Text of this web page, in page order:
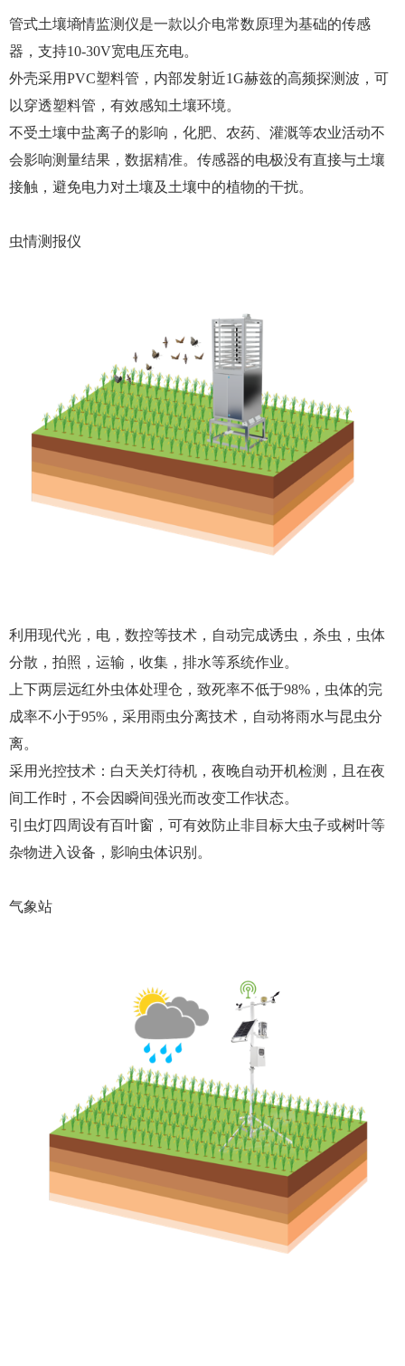
管式土壤墒情监测仪是一款以介电常数原理为基础的传感
器，支持10-30V宽电压充电。
外壳采用PVC塑料管，内部发射近1G赫兹的高频探测波，可
以穿透塑料管，有效感知土壤环境。
不受土壤中盐离子的影响，化肥、农药、灌溉等农业活动不
会影响测量结果，数据精准。传感器的电极没有直接与土壤
接触，避免电力对土壤及土壤中的植物的干扰。
虫情测报仪
利用现代光，电，数控等技术，自动完成诱虫，杀虫，虫体
分散，拍照，运输，收集，排水等系统作业。
上下两层远红外虫体处理仓，致死率不低于98%，虫体的完
成率不小于95%，采用雨虫分离技术，自动将雨水与昆虫分
离。
采用光控技术：白天关灯待机，夜晚自动开机检测，且在夜
间工作时，不会因瞬间强光而改变工作状态。
引虫灯四周设有百叶窗，可有效防止非目标大虫子或树叶等
杂物进入设备，影响虫体识别。
气象站